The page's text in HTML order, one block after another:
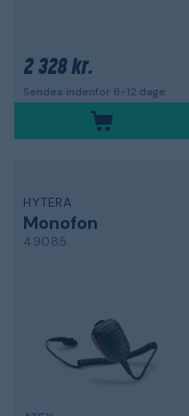
2 328 kr.
Sendes indenfor 8-12 dage
HYTERA
Monofon
49085